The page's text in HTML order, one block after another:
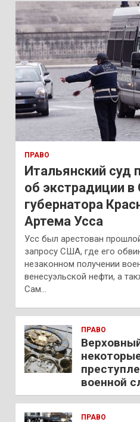
к
ПРАВО
Итальянский суд
об экстрадиции
губернатора
Артема Усса
Усс был арестован
запросу США, где его
незаконном получении
венесуэльской нефти, а
Сам…
ПРАВО
военной
ПРАВО